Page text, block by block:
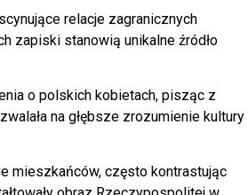
relacje zagranicznych
zapiski stanowią unikalne źródło
o polskich kobietach, pisząc z
na głębsze zrozumienie kultury
mieszkańców, często kontrastując